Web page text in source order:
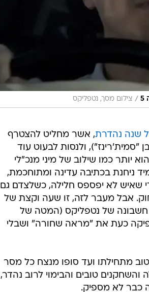
/ צילום מסך, נטפליקס
שנה נהדרת, אשר מחליט להצטרף
ולנסות לבעוט עוד
יותר כמו שילוב של מיני מנכ"לי
ניחנת בכתיבה עדינה ומתוחכמת,
שאיש לא יפספס חלילה, כשלצדם גם
אבל מעבר לזה, זו שעה וקצת של
חשבונה של נטפליקס (המטה של
כעת את "מראה שחורה" ושבלי
טוב מתחילתו ועד סופו מנצח כל מסר
טובים והבימוי לרוב נהדר,
כבר לא מספיק.